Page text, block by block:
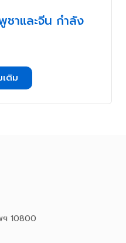
ชาและจีน กำลัง
ติม
ฯ 10800